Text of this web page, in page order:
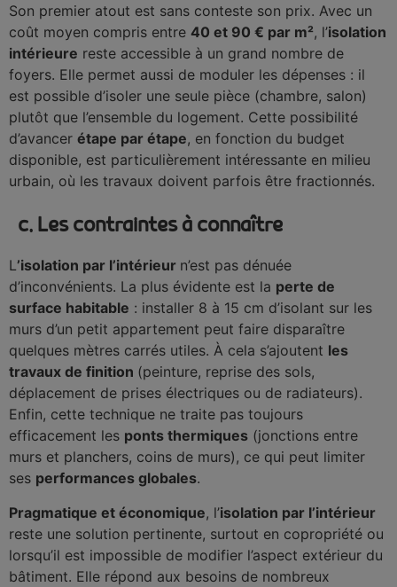
Son premier atout est sans conteste son prix. Avec un
coût moyen compris entre 40 et 90 € par m², l’isolation
intérieure reste accessible à un grand nombre de
foyers. Elle permet aussi de moduler les dépenses : il
est possible d’isoler une seule pièce (chambre, salon)
plutôt que l’ensemble du logement. Cette possibilité
d’avancer étape par étape, en fonction du budget
disponible, est particulièrement intéressante en milieu
urbain, où les travaux doivent parfois être fractionnés.
c. Les contraintes à connaître
L’isolation par l’intérieur n’est pas dénuée
d’inconvénients. La plus évidente est la perte de
surface habitable : installer 8 à 15 cm d’isolant sur les
murs d’un petit appartement peut faire disparaître
quelques mètres carrés utiles. À cela s’ajoutent les
travaux de finition (peinture, reprise des sols,
déplacement de prises électriques ou de radiateurs).
Enfin, cette technique ne traite pas toujours
efficacement les ponts thermiques (jonctions entre
murs et planchers, coins de murs), ce qui peut limiter
ses performances globales.
Pragmatique et économique, l’isolation par l’intérieur
reste une solution pertinente, surtout en copropriété ou
lorsqu’il est impossible de modifier l’aspect extérieur du
bâtiment. Elle répond aux besoins de nombreux